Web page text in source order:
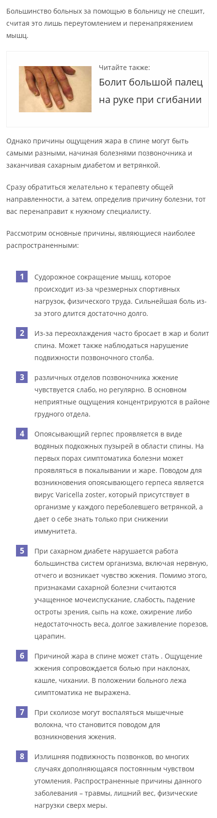
Большинство больных за помощью в больницу не спешит,
считая это лишь переутомлением и перенапряжением
мышц.
Читайте также:
Болит большой палец
на руке при сгибании
Однако причины ощущения жара в спине могут быть
самыми разными, начиная болезнями позвоночника и
заканчивая сахарным диабетом и ветрянкой.
Сразу обратиться желательно к терапевту общей
направленности, а затем, определив причину болезни, тот
вас перенаправит к нужному специалисту.
Рассмотрим основные причины, являющиеся наиболее
распространенными:
Судорожное сокращение мышц, которое
происходит из-за чрезмерных спортивных
нагрузок, физического труда. Сильнейшая боль из-
за этого длится достаточно долго.
Из-за переохлаждения часто бросает в жар и болит
спина. Может также наблюдаться нарушение
подвижности позвоночного столба.
различных отделов позвоночника жжение
чувствуется слабо, но регулярно. В основном
неприятные ощущения концентрируются в районе
грудного отдела.
Опоясывающий герпес проявляется в виде
водяных подкожных пузырей в области спины. На
первых порах симптоматика болезни может
проявляться в покалывании и жаре. Поводом для
возникновения опоясывающего герпеса является
вирус Varicella zoster, который присутствует в
организме у каждого переболевшего ветрянкой, а
дает о себе знать только при снижении
иммунитета.
При сахарном диабете нарушается работа
большинства систем организма, включая нервную,
отчего и возникает чувство жжения. Помимо этого,
признаками сахарной болезни считаются
учащенное мочеиспускание, слабость, падение
остроты зрения, сыпь на коже, ожирение либо
недостаточность веса, долгое заживление порезов,
царапин.
Причиной жара в спине может стать . Ощущение
жжения сопровождается болью при наклонах,
кашле, чихании. В положении больного лежа
симптоматика не выражена.
При сколиозе могут воспаляться мышечные
волокна, что становится поводом для
возникновения жжения.
Излишняя подвижность позвонков, во многих
случаях дополняющаяся постоянным чувством
утомления. Распространенные причины данного
заболевания – травмы, лишний вес, физические
нагрузки сверх меры.